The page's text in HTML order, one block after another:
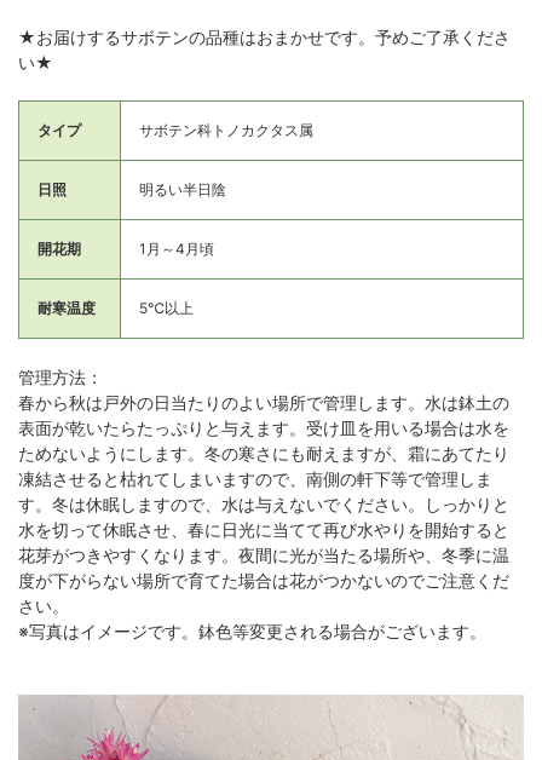
★お届けするサボテンの品種はおまかせです。予めご了承くださ
い★
タイプ サボテン科トノカクタス属
日照 明るい半日陰
開花期 1月～4月頃
耐寒温度 5℃以上
管理方法：
春から秋は戸外の日当たりのよい場所で管理します。水は鉢土の
表面が乾いたらたっぷりと与えます。受け皿を用いる場合は水を
ためないようにします。冬の寒さにも耐えますが、霜にあてたり
凍結させると枯れてしまいますので、南側の軒下等で管理しま
す。冬は休眠しますので、水は与えないでください。しっかりと
水を切って休眠させ、春に日光に当てて再び水やりを開始すると
花芽がつきやすくなります。夜間に光が当たる場所や、冬季に温
度が下がらない場所で育てた場合は花がつかないのでご注意くだ
さい。
※写真はイメージです。鉢色等変更される場合がございます。